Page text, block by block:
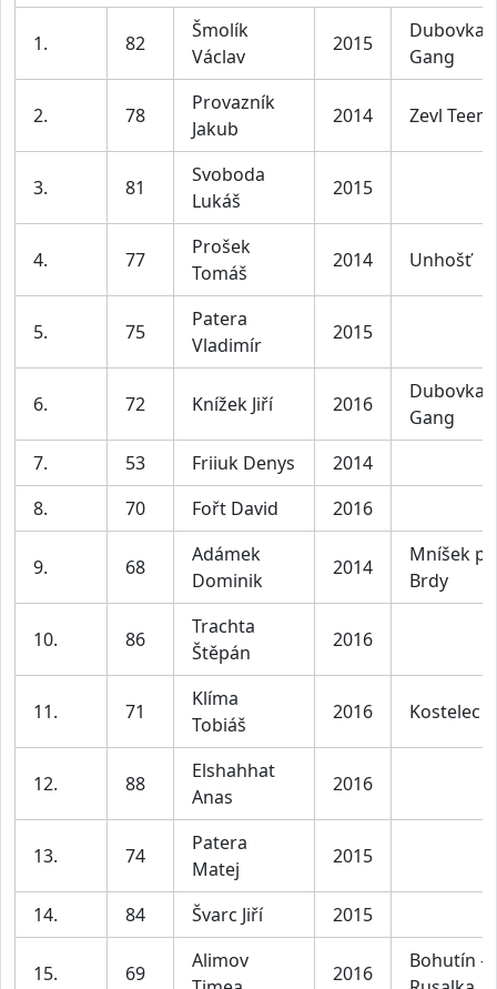
1. 82
Šmolík
Václav
2015
Dubovka
Gang
2. 78
Provazník
Jakub
2014 Zevl Teem
3. 81
Svoboda
Lukáš
2015
4. 77
Prošek
Tomáš
2014 Unhošť
5. 75
Patera
Vladimír
2015
6. 72 Knížek Jiří 2016
Dubovka
Gang
7.
53 Friiuk Denys
2014
8.
70 Fořt David 2016
9. 68
Adámek
Dominik
2014
Mníšek
Brdy
10. 86
Trachta
Štěpán
2016
11. 71
Klíma
Tobiáš
2016 Kostelec
12. 88
Elshahhat
Anas
2016
13. 74
Patera
Matej
2015
14. 84 Švarc Jiří 2015
15. 69
Alimov
2016
Bohutín -